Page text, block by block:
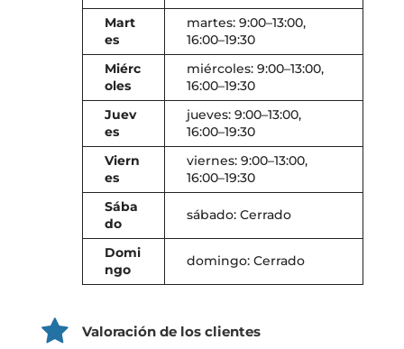
Mart
es
martes: 9:00–13:00,
16:00–19:30
Miérc
oles
miércoles: 9:00–13:00,
16:00–19:30
Juev
es
jueves: 9:00–13:00,
16:00–19:30
Viern
es
viernes: 9:00–13:00,
16:00–19:30
Sába
do
sábado: Cerrado
Domi
ngo
domingo: Cerrado
Valoración de los clientes